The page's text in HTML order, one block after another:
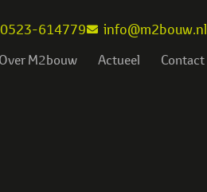
0523-614779 info@m2bouw.nl
Over M2bouw Actueel Contact